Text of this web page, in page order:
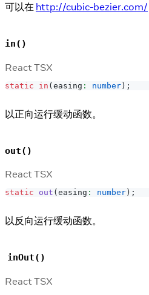
可以在 http://cubic-bezier.com/
in()
React TSX
static in ( easing : number ) ;
以正向运行缓动函数。
out()
React TSX
static out ( easing : number ) ;
以反向运行缓动函数。
inOut()
React TSX